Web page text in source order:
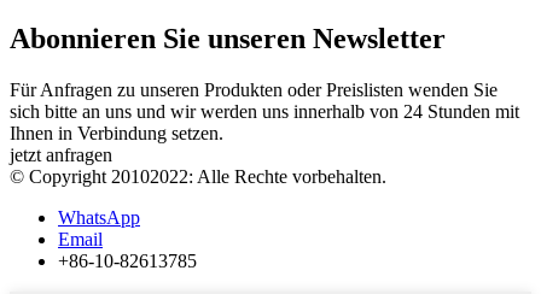
Abonnieren Sie unseren Newsletter
Für Anfragen zu unseren Produkten oder Preislisten wenden Sie
sich bitte an uns und wir werden uns innerhalb von 24 Stunden mit
Ihnen in Verbindung setzen.
jetzt anfragen
© Copyright 20102022: Alle Rechte vorbehalten.
WhatsApp
Email
+86-10-82613785